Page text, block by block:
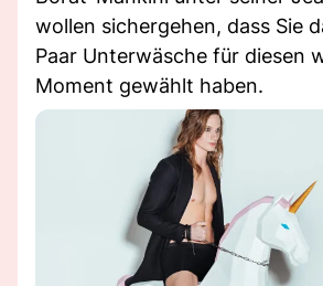
wollen sichergehen, dass Sie
Paar Unterwäsche für diesen
Moment gewählt haben.